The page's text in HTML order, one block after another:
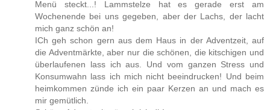
Menü steckt...! Lammstelze hat es gerade erst am
Wochenende bei uns gegeben, aber der Lachs, der lacht
mich ganz schön an!
ICh geh schon gern aus dem Haus in der Adventzeit, auf
die Adventmärkte, aber nur die schönen, die kitschigen und
überlaufenen lass ich aus. Und vom ganzen Stress und
Konsumwahn lass ich mich nicht beeindrucken! Und beim
heimkommen zünde ich ein paar Kerzen an und mach es
mir gemütlich.